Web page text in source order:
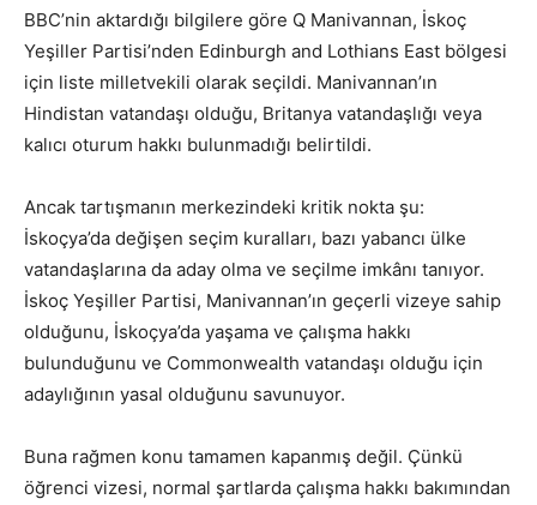
BBC’nin aktardığı bilgilere göre Q Manivannan, İskoç
Yeşiller Partisi’nden Edinburgh and Lothians East bölgesi
için liste milletvekili olarak seçildi. Manivannan’ın
Hindistan vatandaşı olduğu, Britanya vatandaşlığı veya
kalıcı oturum hakkı bulunmadığı belirtildi.
Ancak tartışmanın merkezindeki kritik nokta şu:
İskoçya’da değişen seçim kuralları, bazı yabancı ülke
vatandaşlarına da aday olma ve seçilme imkânı tanıyor.
İskoç Yeşiller Partisi, Manivannan’ın geçerli vizeye sahip
olduğunu, İskoçya’da yaşama ve çalışma hakkı
bulunduğunu ve Commonwealth vatandaşı olduğu için
adaylığının yasal olduğunu savunuyor.
Buna rağmen konu tamamen kapanmış değil. Çünkü
öğrenci vizesi, normal şartlarda çalışma hakkı bakımından